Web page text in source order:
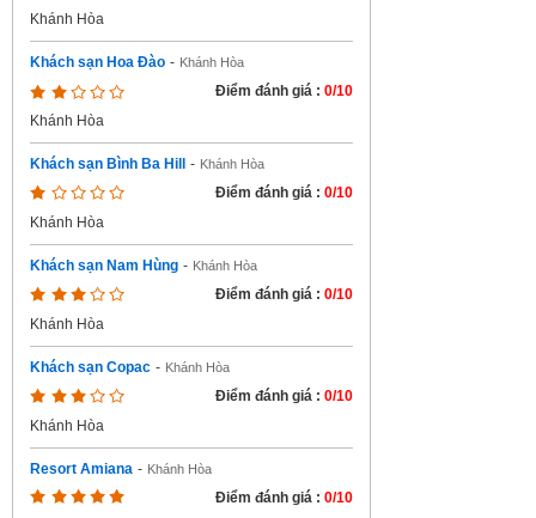
Khánh Hòa
Khách sạn Hoa Đào - Khánh Hòa
Điểm đánh giá : 0/10
Khánh Hòa
Khách sạn Bình Ba Hill - Khánh Hòa
Điểm đánh giá : 0/10
Khánh Hòa
Khách sạn Nam Hùng - Khánh Hòa
Điểm đánh giá : 0/10
Khánh Hòa
Khách sạn Copac - Khánh Hòa
Điểm đánh giá : 0/10
Khánh Hòa
Resort Amiana - Khánh Hòa
Điểm đánh giá : 0/10